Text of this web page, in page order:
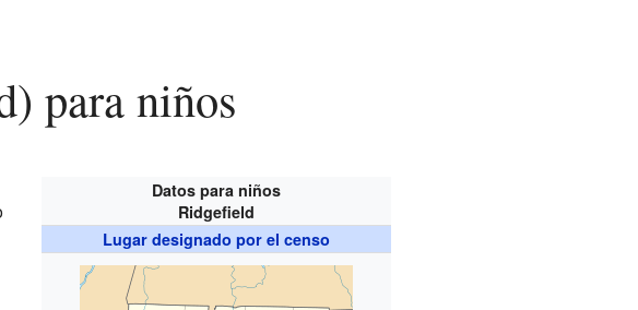
para niños
Datos para niños
Ridgefield
Lugar designado por el censo